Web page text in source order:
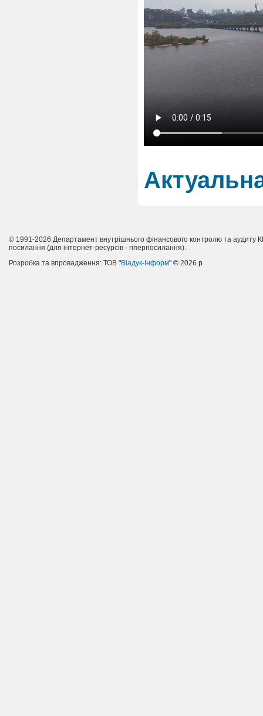
© 1991-2026 Департамент внутрішнього фінансового контролю та
посилання (для iнтернет-ресурсiв - гiперпосилання).
Розробка та впровадження: ТОВ "Віадук-Інформ" © 2026 р